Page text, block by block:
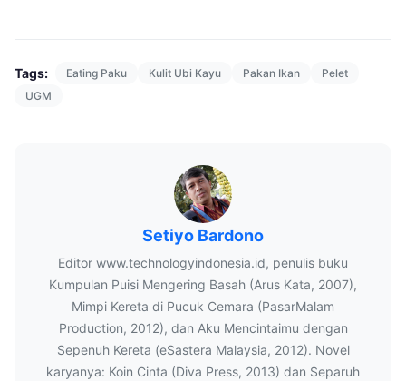
Tags: Eating Paku Kulit Ubi Kayu Pakan Ikan
Pelet
UGM
Setiyo Bardono
Editor www.technologyindonesia.id, penulis buku
Kumpulan Puisi Mengering Basah (Arus Kata, 2007),
Mimpi Kereta di Pucuk Cemara (PasarMalam
Production, 2012), dan Aku Mencintaimu dengan
Sepenuh Kereta (eSastera Malaysia, 2012). Novel
karyanya: Koin Cinta (Diva Press, 2013) dan Separuh